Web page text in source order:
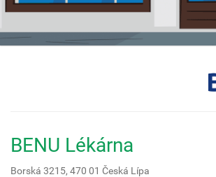
BENU Lékárna
Borská 3215, 470 01 Česká Lípa